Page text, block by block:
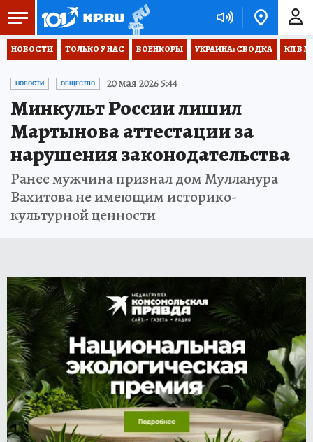
НОВОСТИ ТОЛЬКО У НАС ВОЕНКОРЫ УКРАИНА: СВОДКА КП В
НОВОСТИ ОБЩЕСТВО 20 мая 2026 5:44
Минкульт России лишил
Мартынова аттестации за
нарушения законодательства
Ранее мужчина признал дом Мулланура
Вахитова не имеющим историко-
культурной ценности